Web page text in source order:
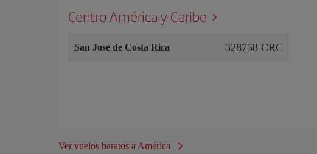
Centro América y Caribe
San José de Costa Rica 328758 CRC
Ver vuelos baratos a América